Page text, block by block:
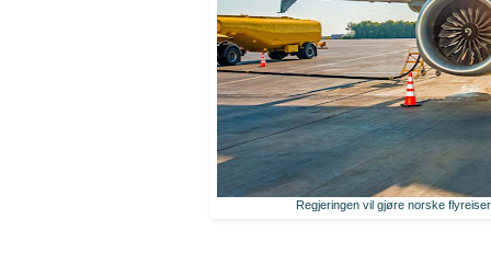
Regjeringen vil gjøre norske